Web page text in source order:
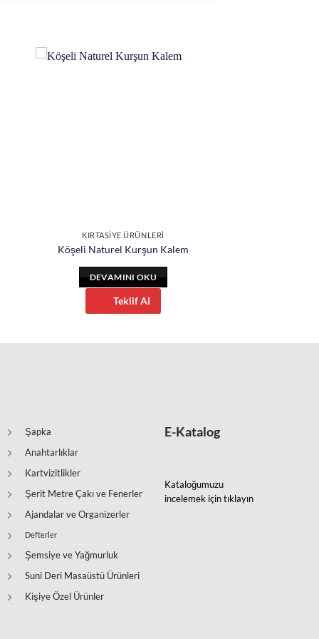
KIRTASİYE ÜRÜNLERİ
Köşeli Naturel Kurşun Kalem
DEVAMINI OKU
Teklif Al
Şapka
Anahtarlıklar
Kartvizitlikler
Şerit Metre Çakı ve Fenerler
Ajandalar ve Organizerler
Defterler
Şemsiye ve Yağmurluk
Suni Deri Masaüstü Ürünleri
Kişiye Özel Ürünler
E-Katalog
Kataloğumuzu
incelemek için tıklayın